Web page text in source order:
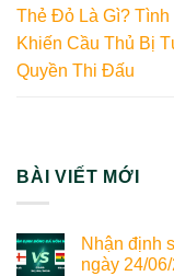
Thẻ Đỏ Là Gì? Tình
Khiến Cầu Thủ Bị
Quyền Thi Đấu
BÀI VIẾT MỚI
Nhận định
ngày 24/